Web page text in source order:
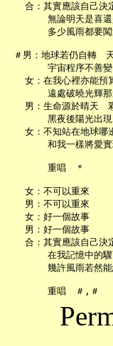
合：其實應該自己決
無論明天是喜
多少風雨都要闖
＃男：地球若仍自轉　
       宇宙程序不善變
女：在我心裡亦能預
遠處破曉光輝那
男：生命源於晴天　
       黑夜後陽光出現
女：不知站在地球哪
和我一樣將愛
       重唱　＊
   女：不可以重來
   男：不可以重來
   女：好一個故事
   男：好一個故事
合：其實應該自己決
在我記憶中的
幾許風雨若然能